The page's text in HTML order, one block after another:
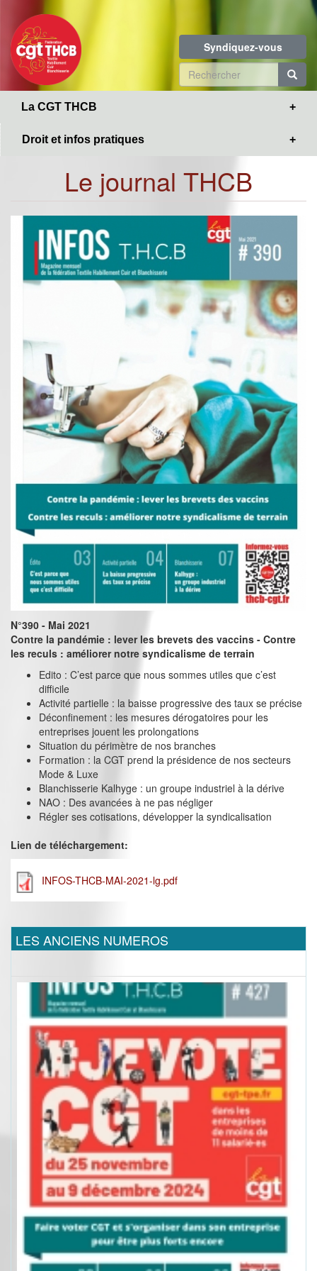
contenu
principal
Syndiquez-vous
Formulaire
de
La CGT THCB
Droit et infos pratiques
Le journal THCB
N°390 - Mai 2021
Contre la pandémie : lever les brevets des vaccins - Contre
les reculs : améliorer notre syndicalisme de terrain
Edito : C’est parce que nous sommes utiles que c’est
difficile
Activité partielle : la baisse progressive des taux se précise
Déconfinement : les mesures dérogatoires pour les
entreprises jouent les prolongations
Situation du périmètre de nos branches
Formation : la CGT prend la présidence de nos secteurs
Mode & Luxe
Blanchisserie Kalhyge : un groupe industriel à la dérive
NAO : Des avancées à ne pas négliger
Régler ses cotisations, développer la syndicalisation
Lien de téléchargement:
INFOS-THCB-MAI-2021-lg.pdf
LES ANCIENS NUMEROS